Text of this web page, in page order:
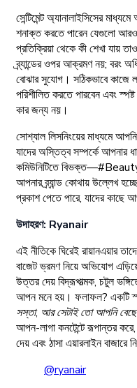
সেন্টিমেন্ট অ্যানালাইসিসের
শনাক্ত করতে পারেন যেগুলো
প্রতিক্রিয়া থেকে কী শেখা যায়
ব্র্যান্ডের ওপর আক্রমণ নয়; বরং
বোঝার সুযোগ। সঠিকভাবে কাজে
পরিশীলিত করতে পারবেন এবং
কার জন্য নয়।
সোশ্যাল লিসনিংয়ের মাধ্যমে
যাদের অস্তিত্ব সম্পর্কে আপনার
কমিউনিটিতে
আপনার ব্র্যান্ড কোথায় উল্লেখ
প্রকাশ পেতে পারে, যাদের কাছে
উদাহরণ: Ryanair
এই নীতিকে ঘিরেই রায়ানএয়ার
বাজেট ভ্রমণ নিয়ে অভিযোগ
উত্তর দেয় বিদ্রূপাত্মক, চটুল
আপন মনে হয়। ফলাফল? একটি
সস্তা, আর সেটাই তো আপনি বেছে
আপন-লাগা কনটেন্টে রূপান্তর করে,
দেয় এবং ঠাসা এয়ারলাইন
@ryanair